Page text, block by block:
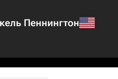
Пеннингтон